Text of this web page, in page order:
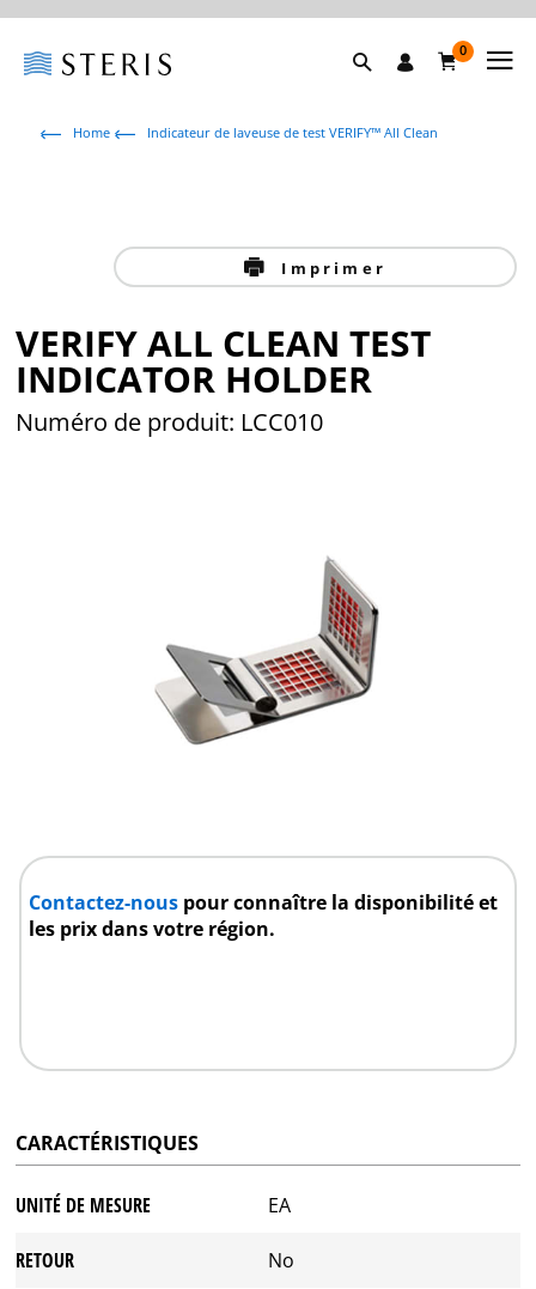
0
Home Indicateur de laveuse de test VERIFY™ All Clean
Imprimer
VERIFY ALL CLEAN TEST
INDICATOR HOLDER
Numéro de produit: LCC010
Contactez-nous pour connaître la disponibilité et
les prix dans votre région.
CARACTÉRISTIQUES
UNITÉ DE MESURE EA
RETOUR No